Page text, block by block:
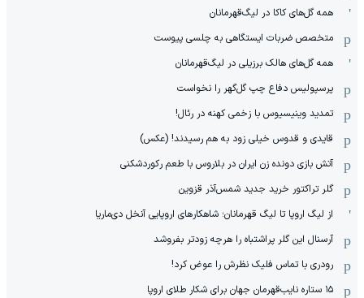
همه گل‌های کاکا در لیگ‌قهرمانان
متخصص ضربات ایستگاهی به چلسی پیوست
همه گل‌های هالک برزیلی در لیگ‌قهرمانان
پرسپولیس دفاع چپ گل‌گهر را نخواست
تمدید وینیسیوس با زخمی کهنه در رئال!
قایدی و قدوس خیلی زود به هم رسیدند! (عکس)
آتش بازی دونده زن ایران در بلاروس با طعم رکوردشکنی
گلر تراکتور خرید جدید شمس‌آذر قزوین
از لیگ اروپا تا لیگ قهرمانان؛ شاهکارهای اروپایی آنخل دی‌ماریا
آرسنال این گلر پراشتباه را هرچه زودتر بفروشد
رودری با تماس فلیک نظرش را عوض کرد!
١۵ ستاره نایب‌قهرمان جهان برای شکار طلای اروپا